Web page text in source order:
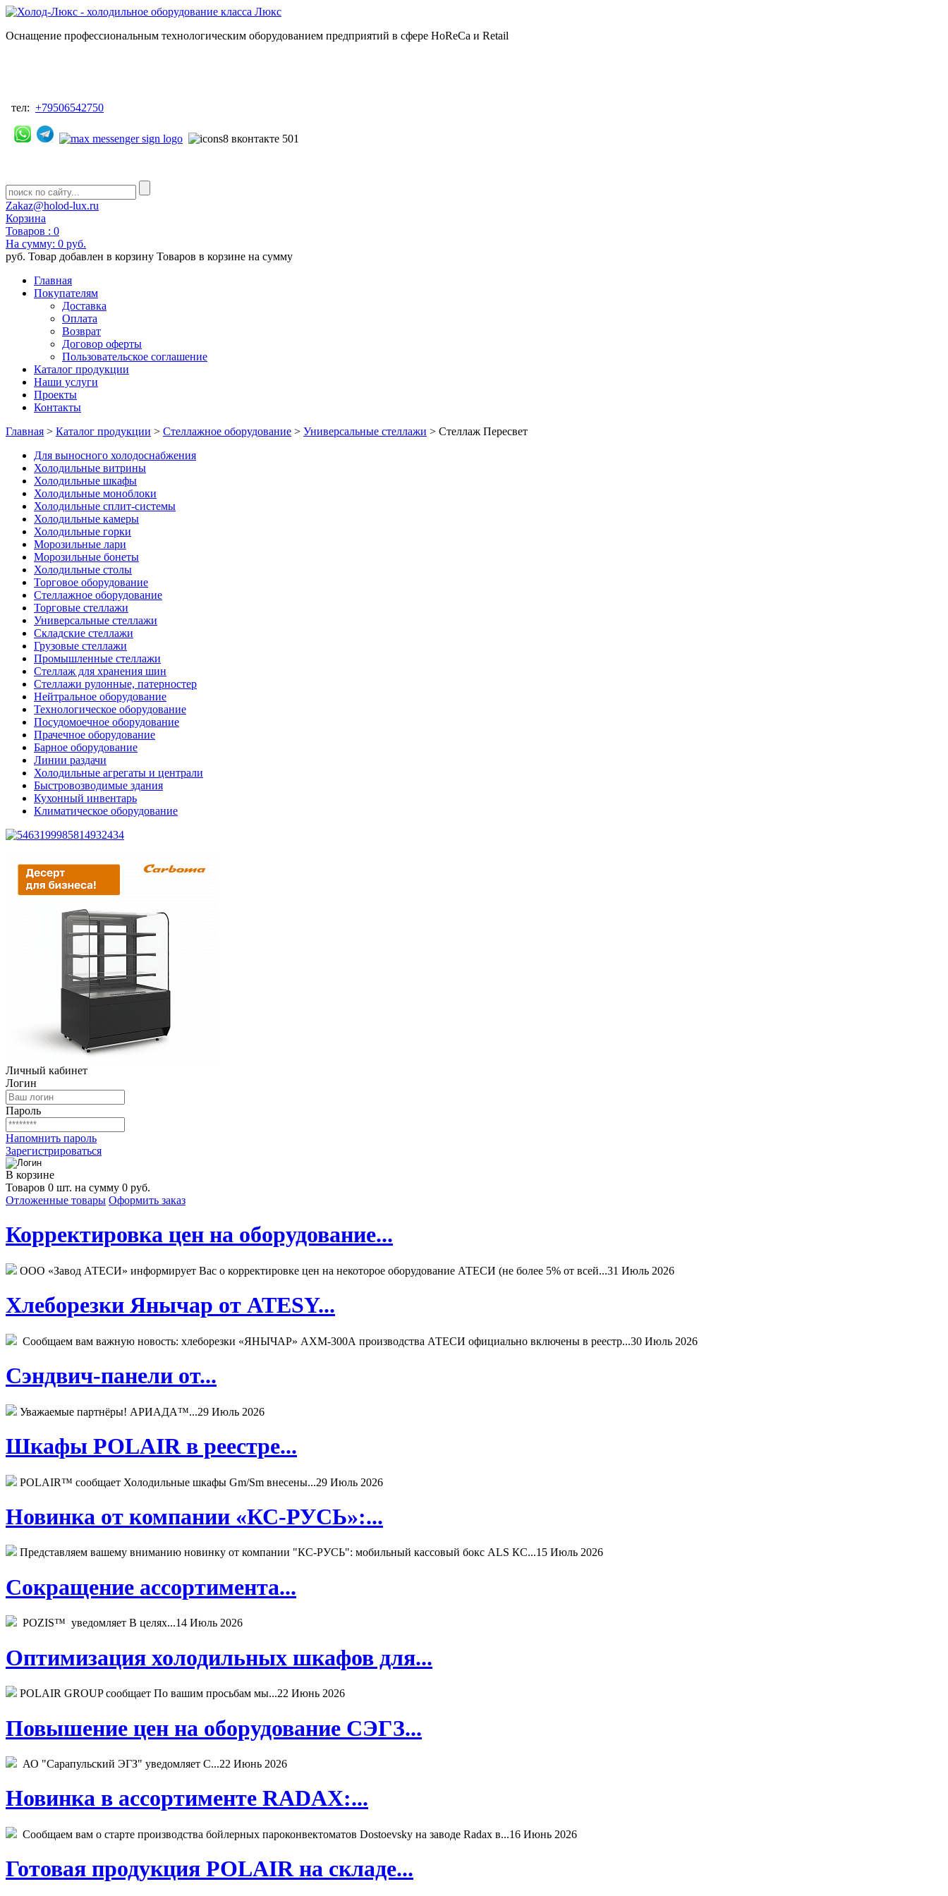
Оснащение профессиональным технологическим оборудованием предприятий в сфере HoReCa и Retail
тел: +79506542750
Zakaz@holod-lux.ru
Корзина
Товаров : 0
На сумму: 0 руб.
руб. Товар добавлен в корзину Товаров в корзине на сумму
Главная
Покупателям
Доставка
Оплата
Возврат
Договор оферты
Пользовательское соглашение
Каталог продукции
Наши услуги
Проекты
Контакты
Главная > Каталог продукции > Стеллажное оборудование > Универсальные стеллажи > Стеллаж Пересвет
Для выносного холодоснабжения
Холодильные витрины
Холодильные шкафы
Холодильные моноблоки
Холодильные сплит-системы
Холодильные камеры
Холодильные горки
Морозильные лари
Морозильные бонеты
Холодильные столы
Торговое оборудование
Стеллажное оборудование
Торговые стеллажи
Универсальные стеллажи
Складские стеллажи
Грузовые стеллажи
Промышленные стеллажи
Стеллаж для хранения шин
Стеллажи рулонные, патерностер
Нейтральное оборудование
Технологическое оборудование
Посудомоечное оборудование
Прачечное оборудование
Барное оборудование
Линии раздачи
Холодильные агрегаты и централи
Быстровозводимые здания
Кухонный инвентарь
Климатическое оборудование
Личный кабинет
Логин
Пароль
Напомнить пароль
Зарегистрироваться
В корзине
Товаров 0 шт. на сумму 0 руб.
Отложенные товары Оформить заказ
Корректировка цен на оборудование...
ООО «Завод АТЕСИ» информирует Вас о корректировке цен на некоторое оборудование АТЕСИ (не более 5% от всей...31 Июль 2026
Хлеборезки Янычар от ATESY...
Сообщаем вам важную новость: хлеборезки «ЯНЫЧАР» АХМ-300А производства АТЕСИ официально включены в реестр...30 Июль 2026
Сэндвич-панели от...
Уважаемые партнёры! АРИАДА™...29 Июль 2026
Шкафы POLAIR в реестре...
POLAIR™ сообщает Холодильные шкафы Gm/Sm внесены...29 Июль 2026
Новинка от компании «КС-РУСЬ»:...
Представляем вашему вниманию новинку от компании "КС-РУСЬ": мобильный кассовый бокс ALS КС...15 Июль 2026
Сокращение ассортимента...
POZIS™ уведомляет В целях...14 Июль 2026
Оптимизация холодильных шкафов для...
POLAIR GROUP сообщает По вашим просьбам мы...22 Июнь 2026
Повышение цен на оборудование СЭГЗ...
АО "Сарапульский ЭГЗ" уведомляет С...22 Июнь 2026
Новинка в ассортименте RADAX:...
Сообщаем вам о старте производства бойлерных пароконвектоматов Dostoevsky на заводе Radax в...16 Июнь 2026
Готовая продукция POLAIR на складе...